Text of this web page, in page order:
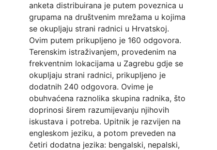
anketa distribuirana je putem poveznica u
grupama na društvenim mrežama u kojima
se okupljaju strani radnici u Hrvatskoj.
Ovim putem prikupljeno je 160 odgovora.
Terenskim istraživanjem, provedenim na
frekventnim lokacijama u Zagrebu gdje se
okupljaju strani radnici, prikupljeno je
dodatnih 240 odgovora. Ovime je
obuhvaćena raznolika skupina radnika, što
doprinosi širem razumijevanju njihovih
iskustava i potreba. Upitnik je razvijen na
engleskom jeziku, a potom preveden na
četiri dodatna jezika: bengalski, nepalski,